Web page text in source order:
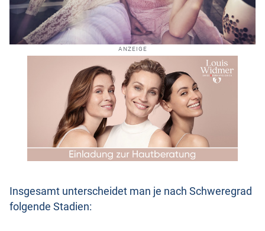
ANZEIGE
Insgesamt unterscheidet man je nach Schweregrad
folgende Stadien: